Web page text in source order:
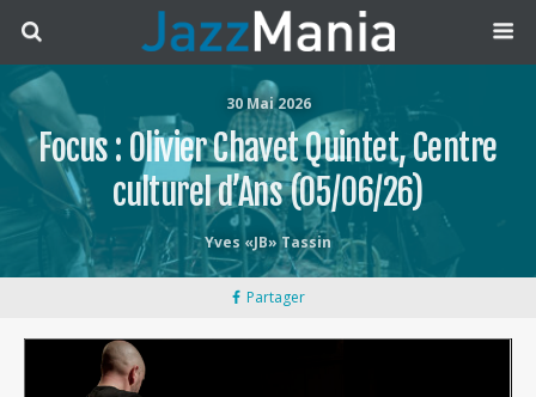
30 Mai 2026
Focus : Olivier Chavet Quintet, Centre
culturel d’Ans (05/06/26)
Yves «JB» Tassin
Partager